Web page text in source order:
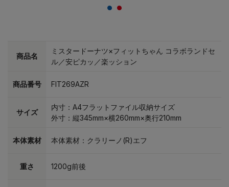
商品名
ミスタードーナツ×フィットちゃん コラボランドセ
ル／安ピカッ／楽ッション
商品番号 FIT269AZR
サイズ
内寸：A4フラットファイル収納サイズ
外寸：縦345mm×横260mm×奥行210mm
本体素材 本体素材：クラリーノ(R)エフ
重さ 1200g前後